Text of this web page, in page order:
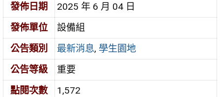
發佈日期
2025 年 6 月 04 日
發佈單位
設備組
公告類別
最新消息, 學生園地
公告等級
重要
點閱次數
1,572